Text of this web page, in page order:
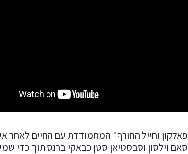
וחייל החורף" המתמודדת עם החיים לאחר
וילסון וסבסטיאן סטן כבאקי ברנס תוך